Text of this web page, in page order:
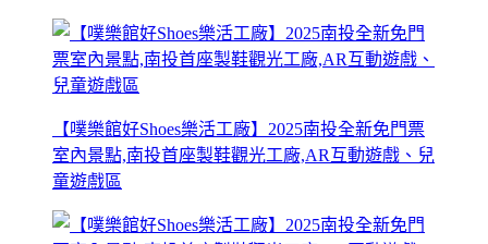
【噗樂館好Shoes樂活工廠】2025南投全新免門票
室內景點,南投首座製鞋觀光工廠,AR互動遊戲、兒
童遊戲區